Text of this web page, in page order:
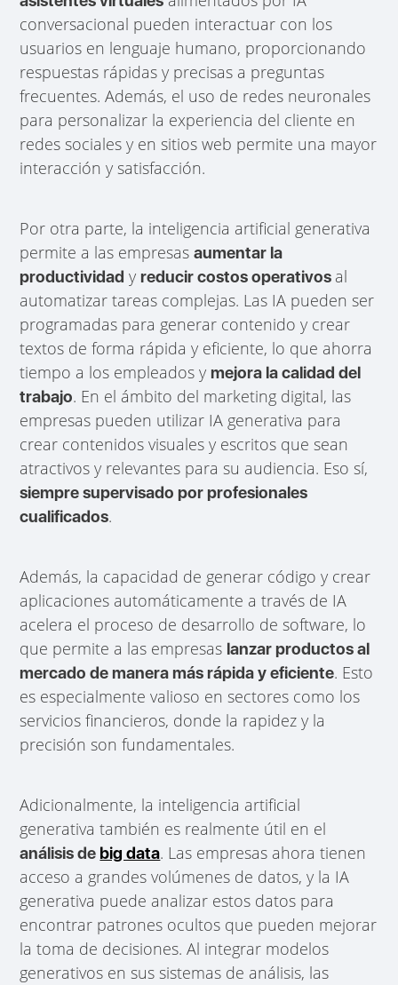
conversacional pueden interactuar con los
usuarios en lenguaje humano, proporcionando
respuestas rápidas y precisas a preguntas
frecuentes. Además, el uso de redes neuronales
para personalizar la experiencia del cliente en
redes sociales y en sitios web permite una mayor
interacción y satisfacción.
Por otra parte, la inteligencia artificial generativa
permite a las empresasaumentar la
productividad yreducir costos operativos al
automatizar tareas complejas. Las IA pueden ser
programadas para generar contenido y crear
textos de forma rápida y eficiente, lo que ahorra
tiempo a los empleados ymejora la calidad del
trabajo. En el ámbito del marketing digital, las
empresas pueden utilizar IA generativa para
crear contenidos visuales y escritos que sean
atractivos y relevantes para su audiencia. Eso sí,
siempre supervisado por profesionales
cualificados.
Además, la capacidad de generar código y crear
aplicaciones automáticamente a través de IA
acelera el proceso de desarrollo de software, lo
que permite a las empresas lanzar productos al
mercado de manera más rápida y eficiente. Esto
es especialmente valioso en sectores como los
servicios financieros, donde la rapidez y la
precisión son fundamentales.
Adicionalmente, la inteligencia artificial
generativa también es realmente útil en el
análisis de big data. Las empresas ahora tienen
acceso a grandes volúmenes de datos, y la IA
generativa puede analizar estos datos para
encontrar patrones ocultos que pueden mejorar
la toma de decisiones. Al integrar modelos
generativos en sus sistemas de análisis, las